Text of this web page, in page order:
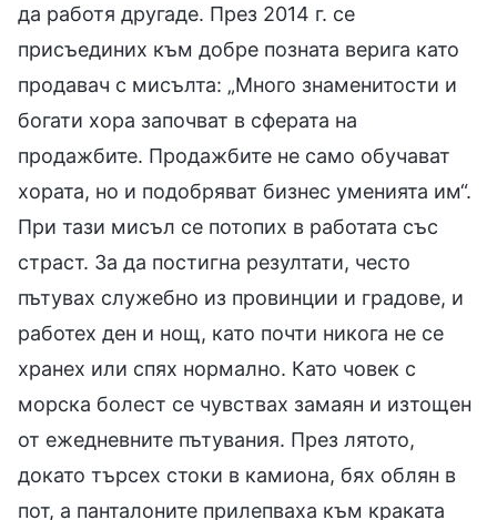
да работя другаде. През 2014 г. се
присъединих към добре позната верига като
продавач с мисълта: „Много знаменитости и
богати хора започват в сферата на
продажбите. Продажбите не само обучават
хората, но и подобряват бизнес уменията им“.
При тази мисъл се потопих в работата със
страст. За да постигна резултати, често
пътувах служебно из провинции и градове, и
работех ден и нощ, като почти никога не се
хранех или спях нормално. Като човек с
морска болест се чувствах замаян и изтощен
от ежедневните пътувания. През лятото,
докато търсех стоки в камиона, бях облян в
пот, а панталоните прилепваха към краката